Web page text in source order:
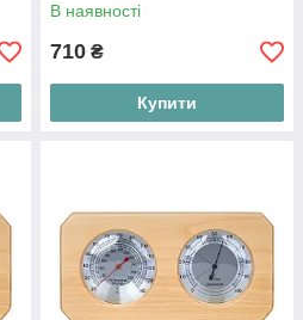
В наявності
710 ₴
Купити